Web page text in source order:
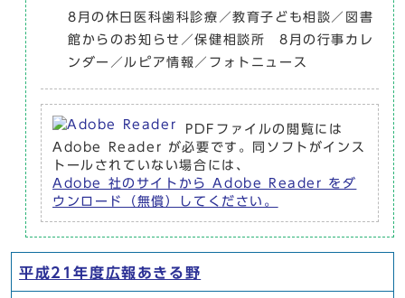
8月の休日医科歯科診療／教育子ども相談／図書
館からのお知らせ／保健相談所 8月の行事カレ
ンダー／ルピア情報／フォトニュース
PDFファイルの閲覧には
Adobe Reader が必要です。同ソフトがインス
トールされていない場合には、
Adobe 社のサイトから Adobe Reader をダ
ウンロード（無償）してください。
平成21年度広報あきる野